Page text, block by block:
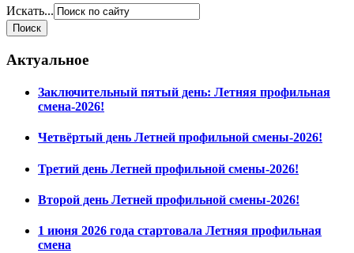
Искать...
Актуальное
Заключительный пятый день: Летняя профильная
смена-2026!
Четвёртый день Летней профильной смены-2026!
Третий день Летней профильной смены-2026!
Второй день Летней профильной смены-2026!
1 июня 2026 года стартовала Летняя профильная
смена